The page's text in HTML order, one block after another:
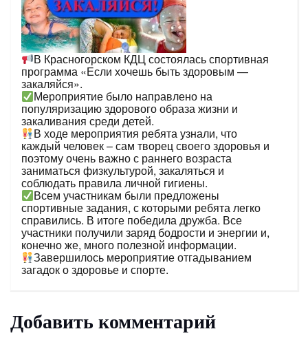
В Красногорском КДЦ состоялась спортивная
программа «Если хочешь быть здоровым —
закаляйся».
Мероприятие было направлено на
популяризацию здорового образа жизни и
закаливания среди детей.
В ходе мероприятия ребята узнали, что
каждый человек – сам творец своего здоровья и
поэтому очень важно с раннего возраста
заниматься физкультурой, закаляться и
соблюдать правила личной гигиены.
Всем участникам были предложены
спортивные задания, с которыми ребята легко
справились. В итоге победила дружба. Все
участники получили заряд бодрости и энергии и,
конечно же, много полезной информации.
Завершилось мероприятие отгадыванием
загадок о здоровье и спорте.
Добавить комментарий